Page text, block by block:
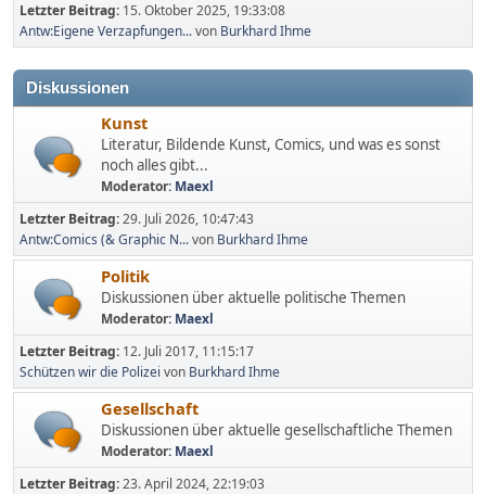
Letzter Beitrag: 15. Oktober 2025, 19:33:08
Antw:Eigene Verzapfungen...von Burkhard Ihme
Diskussionen
Kunst
Literatur, Bildende Kunst, Comics, und was es sonst
noch alles gibt...
Moderator: Maexl
Letzter Beitrag:29. Juli 2026, 10:47:43
Antw:Comics (& Graphic N...von Burkhard Ihme
Politik
Diskussionen über aktuelle politische Themen
Moderator: Maexl
Letzter Beitrag: 12. Juli 2017, 11:15:17
Schützen wir die Polizei von Burkhard Ihme
Gesellschaft
Diskussionen über aktuelle gesellschaftliche Themen
Moderator: Maexl
Letzter Beitrag:23. April 2024, 22:19:03